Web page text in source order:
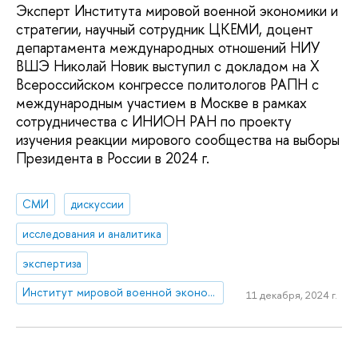
Эксперт Института мировой военной экономики и
стратегии, научный сотрудник ЦКЕМИ, доцент
департамента международных отношений НИУ
ВШЭ Николай Новик выступил с докладом на Х
Всероссийском конгрессе политологов РАПН с
международным участием в Москве в рамках
сотрудничества с ИНИОН РАН по проекту
изучения реакции мирового сообщества на выборы
Президента в России в 2024 г.
СМИ
дискуссии
исследования и аналитика
экспертиза
Институт мировой военной экономики и стратегии
11 декабря, 2024 г.